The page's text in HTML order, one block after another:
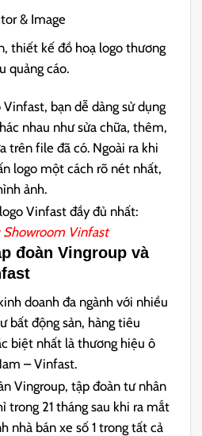
& Image
thiết kế đồ hoạ logo thương
quảng cáo.
bạn dễ dàng sử dụng
nhau như sửa chữa, thêm,
trên file đã có. Ngoài ra khi
logo một cách rõ nét nhất,
ảnh.
Vinfast đầy đủ nhất:
Showroom Vinfast
đoàn Vingroup và
doanh đa ngành với nhiều
bất động sản, hàng tiêu
biệt nhất là thương hiệu ô
– Vinfast.
Vingroup, tập đoàn tư nhân
trong 21 tháng sau khi ra mắt
nhà bán xe số 1 trong tất cả